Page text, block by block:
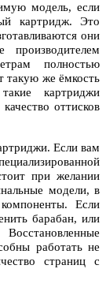
модель, если
картридж. Это
они
полностью
такую же ёмкость
картриджи
оттисков
Если вам
при желании
модели, в
Если
барабан, или
работать не
страниц с